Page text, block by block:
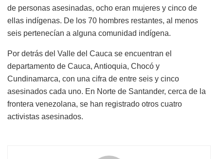
de personas asesinadas, ocho eran mujeres y cinco de
ellas indígenas. De los 70 hombres restantes, al menos
seis pertenecían a alguna comunidad indígena.
Por detrás del Valle del Cauca se encuentran el
departamento de Cauca, Antioquia, Chocó y
Cundinamarca, con una cifra de entre seis y cinco
asesinados cada uno. En Norte de Santander, cerca de la
frontera venezolana, se han registrado otros cuatro
activistas asesinados.